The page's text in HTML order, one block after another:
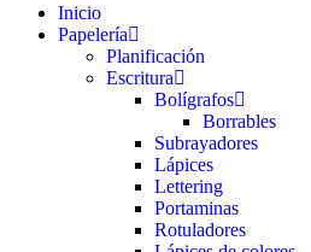
Inicio
Papelería
Planificación
Escritura
Bolígrafos
Borrables
Subrayadores
Lápices
Lettering
Portaminas
Rotuladores